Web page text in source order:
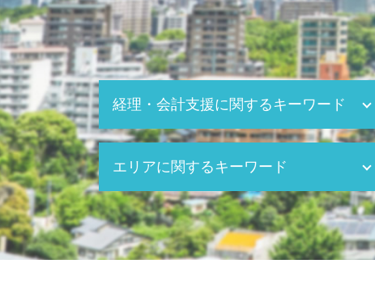
経理・会計支援に関するキーワード
決算 税務申告
税務 確定申告
会社 年末調整
株 確定申告
税金 計算 給与
エリアに関するキーワード
税務調査 税理士 相談 春日井市
節税対策 税理士 相談 東海市
銀行対策 税理士 相談 東海市